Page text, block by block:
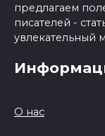
предлагаем
писателей -
увлекательный
О нас